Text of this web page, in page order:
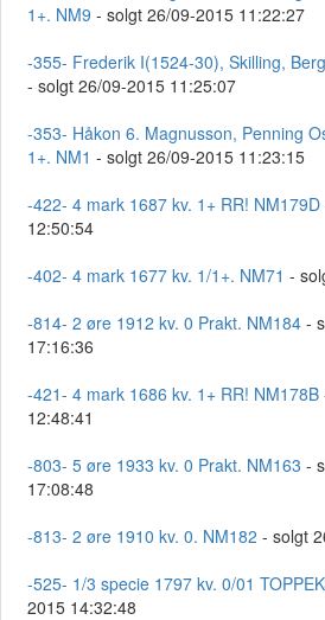
1+. NM9 - solgt 26/09-2015 11:22:27
-355- Frederik I(1524-30), Skilling,
- solgt 26/09-2015 11:25:07
-353- Håkon 6. Magnusson, Penning
1+. NM1 - solgt 26/09-2015 11:23:15
-422- 4 mark 1687 kv. 1+ RR! NM179D
12:50:54
-402- 4 mark 1677 kv. 1/1+. NM71 -
-814- 2 øre 1912 kv. 0 Prakt. NM184 -
17:16:36
-421- 4 mark 1686 kv. 1+ RR! NM178B
12:48:41
-803- 5 øre 1933 kv. 0 Prakt. NM163 -
17:08:48
-813- 2 øre 1910 kv. 0. NM182 - solgt
-525- 1/3 specie 1797 kv. 0/01
2015 14:32:48